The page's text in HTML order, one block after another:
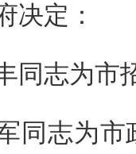
决定：
同志为市
同志为